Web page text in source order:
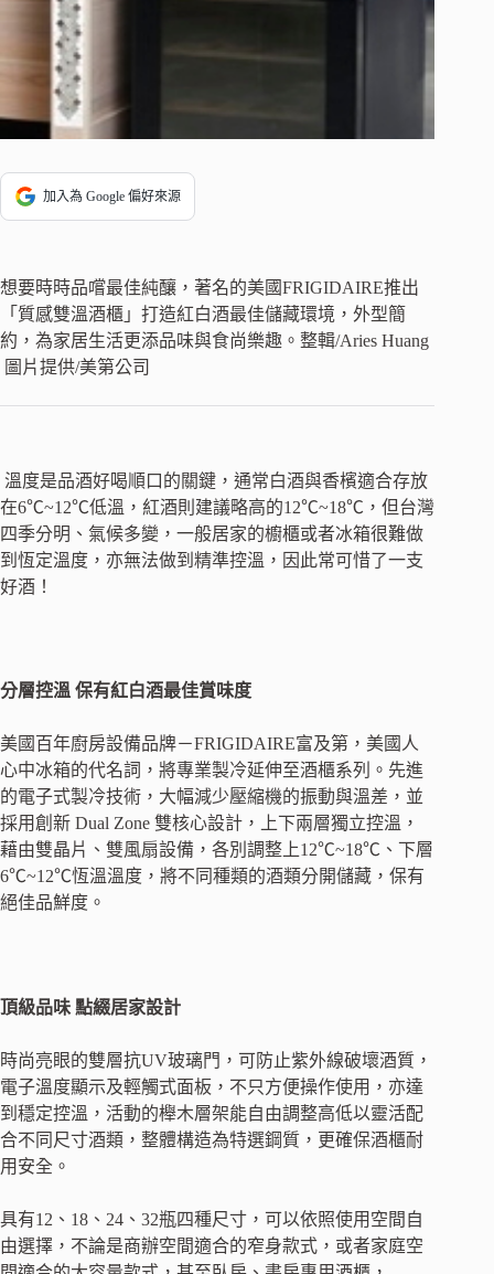
加入為 Google 偏好來源
想要時時品嚐最佳純釀，著名的美國FRIGIDAIRE推出
「質感雙溫酒櫃」 打造紅白酒最佳儲藏環境，外型簡
約，為家居生活更添品味與食尚樂趣。 整輯/Aries Huang
圖片提供/美第公司
溫度是品酒好喝順口的關鍵，通常白酒與香檳適合存放
在6℃~12℃低溫，紅酒則建議略高的12℃~18℃，但台灣
四季分明、氣候多變，一般居家的櫥櫃或者冰箱很難做
到恆定溫度，亦無法做到精準控溫，因此常可惜了一支
好酒！
分層控溫 保有紅白酒最佳賞味度
美國百年廚房設備品牌－FRIGIDAIRE富及第，美國人
心中冰箱的代名詞，將專業製冷延伸至酒櫃系列。先進
的電子式製冷技術，大幅減少壓縮機的振動與溫差，並
採用創新 Dual Zone 雙核心設計，上下兩層獨立控溫，
藉由雙晶片、雙風扇設備，各別調整上12℃~18℃、下層
6℃~12℃恆溫溫度，將不同種類的酒類分開儲藏，保有
絕佳品鮮度。
頂級品味 點綴居家設計
時尚亮眼的雙層抗UV玻璃門，可防止紫外線破壞酒質，
電子溫度顯示及輕觸式面板，不只方便操作使用，亦達
到穩定控溫，活動的櫸木層架能自由調整高低以靈活配
合不同尺寸酒類，整體構造為特選鋼質，更確保酒櫃耐
用安全。
具有12 、 18 、 24 、 32瓶四種尺寸，可以依照使用空間自
由選擇，不論是商辦空間適合的窄身款式，或者家庭空